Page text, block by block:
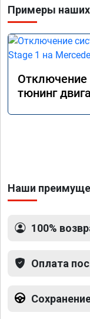
Примеры
Отключение
тюнинг
Наши
100%
Оплата